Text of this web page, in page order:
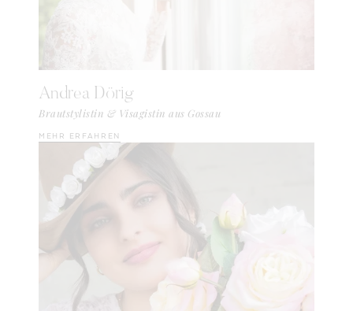
Andrea Dörig
Brautstylistin & Visagistin aus Gossau
MEHR ERFAHREN